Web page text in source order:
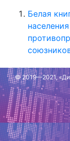
Белая
Обновлено: 10
© 2019—2021,